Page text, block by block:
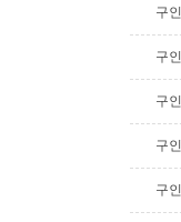
구인
구인
구인
구인
구인